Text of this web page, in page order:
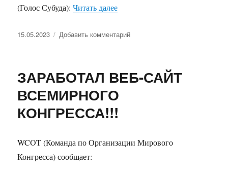
(Голос Субуда):Читать далее«Знакомые все лица!»
Опубликовано
15.05.2023 Добавить комментарийк
лица!
ЗАРАБОТАЛ ВЕБ-САЙТ
ВСЕМИРНОГО
КОНГРЕССА!!!
WCOT (Команда по Организации Мирового
Конгресса) сообщает: